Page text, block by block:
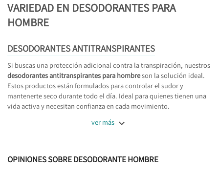
VARIEDAD EN DESODORANTES PARA
HOMBRE
DESODORANTES ANTITRANSPIRANTES
Si buscas una protección adicional contra la transpiración, nuestros
desodorantes antitranspirantes para hombreson la solución ideal.
Estos productos están formulados para controlar el sudor y
mantenerte seco durante todo el día. Ideal para quienes tienen una
vida activa y necesitan confianza en cada movimiento.
ver más 
OPINIONES SOBRE DESODORANTE HOMBRE